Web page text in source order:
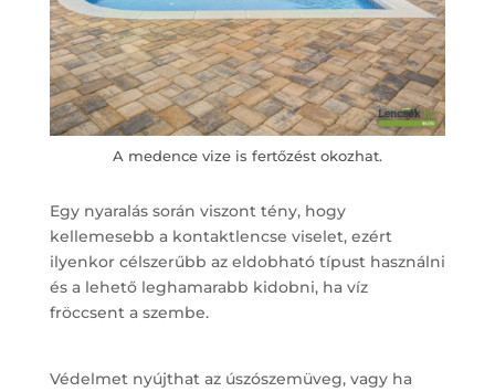
A medence vize is fertőzést okozhat.
Egy nyaralás során viszont tény, hogy
kellemesebb a kontaktlencse viselet, ezért
ilyenkor célszerűbb az eldobható típust használni
és a lehető leghamarabb kidobni, ha víz
fröccsent a szembe.
Védelmet nyújthat az úszószemüveg, vagy ha